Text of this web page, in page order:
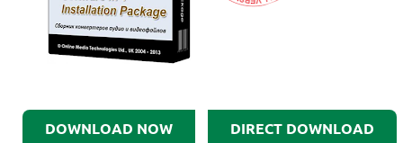
DOWNLOAD NOW DIRECT DOWNLOAD